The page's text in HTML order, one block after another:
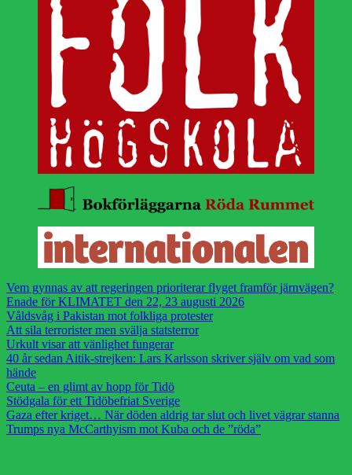
Vem gynnas av att regeringen prioriterar flyget framför järnvägen?
Enade för KLIMATET den 22, 23 augusti 2026
Våldsvåg i Pakistan mot folkliga protester
Att sila terrorister men svälja statsterror
Urkult visar att vänlighet fungerar
40 år sedan Aitik-strejken: Lars Karlsson skriver själv om vad som
hände
Ceuta – en glimt av hopp för Tidö
Stödgala för ett Tidöbefriat Sverige
Gaza efter kriget… När döden aldrig tar slut och livet vägrar stanna
Trumps nya McCarthyism mot Kuba och de ”röda”